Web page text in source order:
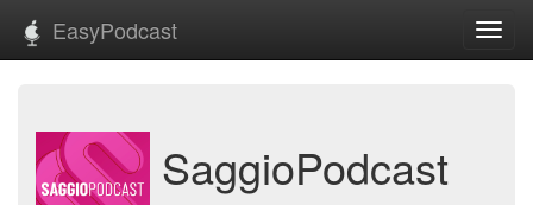
EasyPodcast
SaggioPodcast